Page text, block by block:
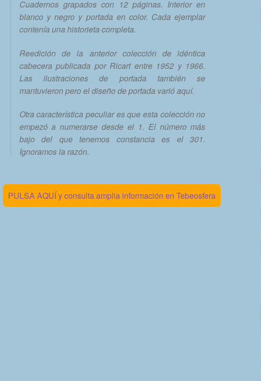
Cuadernos grapados con 12 páginas. Interior en
blanco y negro y portada en color. Cada ejemplar
contenía una historieta completa.
Reedición de la anterior colección de idéntica
cabecera publicada por Ricart entre 1952 y 1966.
Las ilustraciones de portada también se
mantuvieron pero el diseño de portada varió aquí.
Otra característica peculiar es que esta colección no
empezó a numerarse desde el 1. El número más
bajo del que tenemos constancia es el 301.
Ignoramos la razón.
PULSA AQUÍ y consulta amplia información en Tebeosfera